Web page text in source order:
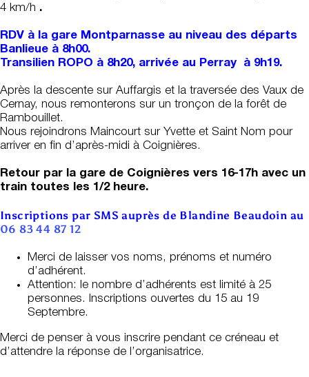
4 km/h .
RDV à la gare Montparnasse au niveau des départs
Banlieue à 8h00.
Transilien ROPO à 8h20, arrivée au Perray à 9h19.
Après la descente sur Auffargis et la traversée des Vaux de
Cernay, nous remonterons sur un tronçon de la forêt de
Rambouillet.
Nous rejoindrons Maincourt sur Yvette et Saint Nom pour
arriver en fin d’après-midi à Coignières.
Retour par la gare de Coignières vers 16-17h avec un
train toutes les 1/2 heure.
Inscriptions par SMS auprès de Blandine Beaudoin au
06 83 44 87 12
Merci de laisser vos noms, prénoms et numéro
d’adhérent.
Attention: le nombre d’adhérents est limité à 25
personnes. Inscriptions ouvertes du 15 au 19
Septembre.
Merci de penser à vous inscrire pendant ce créneau et
d’attendre la réponse de l’organisatrice.